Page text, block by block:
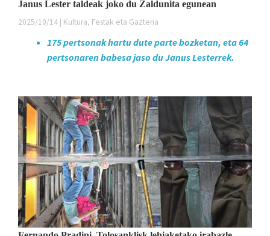
Janus Lester taldeak joko du Zaldunita egunean
2025/10/14 | Kultura, Festak eta Gazteria
175 pertsonak hartu dute parte bozketan, eta 64
pertsonaren babesa jaso du Janus Lesterrek.